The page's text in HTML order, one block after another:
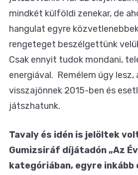
mindkét külföldi zenekar, de
hangulat egyre
rengeteget beszélgettünk
Csak ennyit tudok mondani,
energiával. Remélem úgy lesz,
visszajönnek 2015-ben és
játszhatunk.
Tavaly és idén is jelöltek
Gumizsiráf díjátadón „Az
kategóriában, egyre inkább